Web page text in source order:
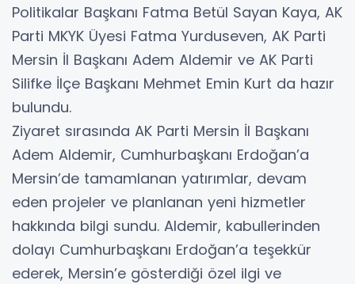
Politikalar Başkanı Fatma Betül Sayan Kaya, AK
Parti MKYK Üyesi Fatma Yurduseven, AK Parti
Mersin İl Başkanı Adem Aldemir ve AK Parti
Silifke İlçe Başkanı Mehmet Emin Kurt da hazır
bulundu.
Ziyaret sırasında AK Parti Mersin İl Başkanı
Adem Aldemir, Cumhurbaşkanı Erdoğan’a
Mersin’de tamamlanan yatırımlar, devam
eden projeler ve planlanan yeni hizmetler
hakkında bilgi sundu. Aldemir, kabullerinden
dolayı Cumhurbaşkanı Erdoğan’a teşekkür
ederek, Mersin’e gösterdiği özel ilgi ve